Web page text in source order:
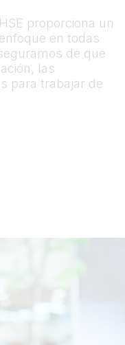
proporciona un
en todas
de que
las
para trabajar de